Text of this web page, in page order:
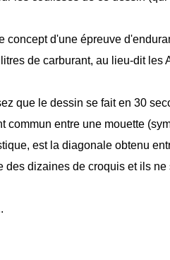
concept d'une épreuve
de carburant, au lieu-dit les
que le dessin se fait en 30
commun entre une mouette
est la diagonale obtenu
des dizaines de croquis et ils